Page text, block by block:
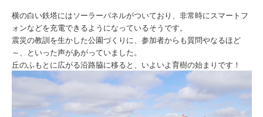
横の白い鉄塔にはソーラーパネルがついており、非常時にスマートフ
ォンなどを充電できるようになっているそうです。
震災の教訓を生かした公園づくりに、参加者からも質問やなるほど
～、といった声があがっていました。
丘のふもとに広がる沿路脇に移ると、いよいよ育樹の始まりです！